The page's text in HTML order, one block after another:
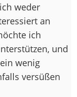
weder
an
ich
und
wenig
versüßen